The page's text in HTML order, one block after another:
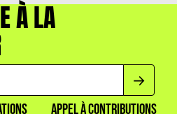
À LA
APPEL À CONTRIBUTIONS